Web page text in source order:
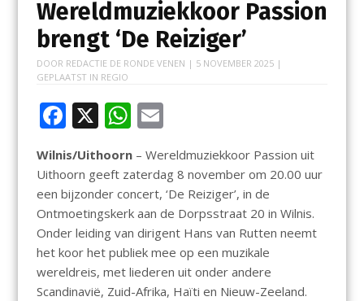
Wereldmuziekkoor Passion
brengt ‘De Reiziger’
DOOR REDACTIE DE RONDE VENEN | 5 NOVEMBER 2025|
GEPLAATST IN REGIO
F
ac
e
b
o
o
k
X W
at
s
A
p
p
E
m
ai
l
Wilnis/Uithoorn– Wereldmuziekkoor Passion uit
Uithoorn geeft zaterdag 8 november om 20.00 uur
een bijzonder concert, ‘De Reiziger’, in de
Ontmoetingskerk aan de Dorpsstraat 20 in Wilnis.
Onder leiding van dirigent Hans van Rutten neemt
het koor het publiek mee op een muzikale
wereldreis, met liederen uit onder andere
Scandinavië, Zuid-Afrika, Haïti en Nieuw-Zeeland.